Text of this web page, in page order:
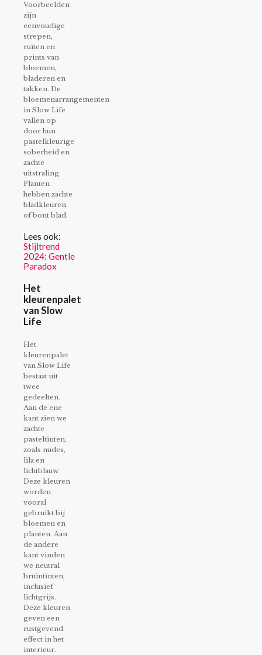
Voorbeelden
zijn
eenvoudige
strepen,
ruiten en
prints van
bloemen,
bladeren en
takken. De
bloemenarrangementen
in Slow Life
vallen op
door hun
pastelkleurige
soberheid en
zachte
uitstraling.
Planten
hebben zachte
bladkleuren
of bont blad.
Lees ook:
Stijltrend
2024: Gentle
Paradox
Het
kleurenpalet
van Slow
Life
Het
kleurenpalet
van Slow Life
bestaat uit
twee
gedeelten.
Aan de ene
kant zien we
zachte
pasteltinten,
zoals nudes,
lila en
lichtblauw.
Deze kleuren
worden
vooral
gebruikt bij
bloemen en
planten. Aan
de andere
kant vinden
we neutral
bruintinten,
inclusief
lichtgrijs.
Deze kleuren
geven een
rustgevend
effect in het
interieur.